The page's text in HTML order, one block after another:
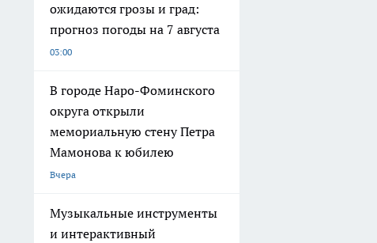
ожидаются грозы и град:
прогноз погоды на 7 августа
03:00
В городе Наро-Фоминского
округа открыли
мемориальную стену Петра
Мамонова к юбилею
Вчера
Музыкальные инструменты
и интерактивный